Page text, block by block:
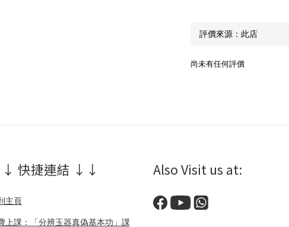
尚未有任何評價
快捷連結 ↓↓
主頁
上課：「分辨玉器真偽基本功」課
Also Visit us at: